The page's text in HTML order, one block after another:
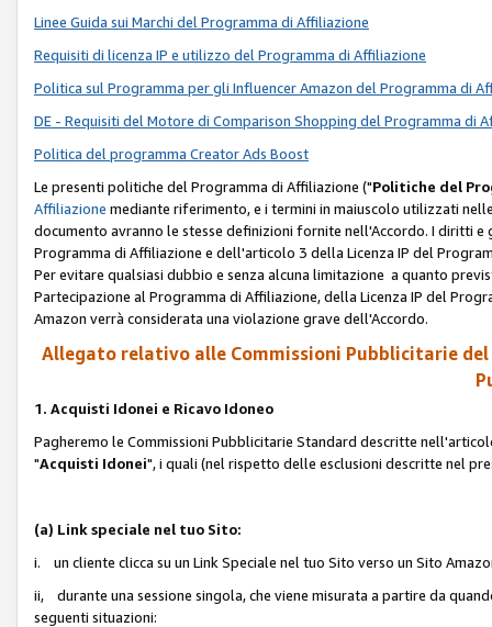
Linee Guida sui Marchi del Programma di Affiliazione
Requisiti di licenza IP e utilizzo del Programma di Affiliazione
Politica sul Programma per gli Influencer Amazon del Programma di
DE - Requisiti del Motore di Comparison Shopping del Programma di
Politica del programma Creator Ads Boost
Le presenti politiche del Programma di Affiliazione ("Politiche del
Affiliazione mediante riferimento, e i termini in maiuscolo utilizzati
documento avranno le stesse definizioni fornite nell'Accordo. I diritti
Programma di Affiliazione e dell'articolo 3 della Licenza IP del
Per evitare qualsiasi dubbio e senza alcuna limitazione a quanto
Partecipazione al Programma di Affiliazione, della Licenza IP del
Amazon verrà considerata una violazione grave dell'Accordo.
Allegato relativo alle Commissioni Pubblicitarie
1. Acquisti Idonei e Ricavo Idoneo
Pagheremo le Commissioni Pubblicitarie Standard descritte
"Acquisti Idonei", i quali (nel rispetto delle esclusioni descritte nel
(a) Link speciale nel tuo Sito:
i. un cliente clicca su un Link Speciale nel tuo Sito verso un Sito
ii, durante una sessione singola, che viene misurata a partire da
seguenti situazioni: